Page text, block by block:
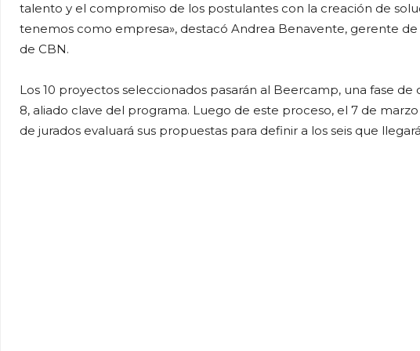
talento y el compromiso de los postulantes con la creación de
tenemos como empresa», destacó Andrea Benavente, gerente
de CBN.
Los 10 proyectos seleccionados pasarán al Beercamp, una fase
8, aliado clave del programa. Luego de este proceso, el 7 de
de jurados evaluará sus propuestas para definir a los seis que